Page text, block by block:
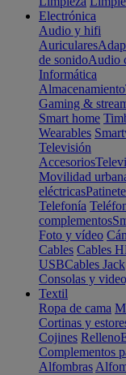
Electrónica
Audio y hifi
Auriculares
de sonidoAudio
Informática
Almacenamiento
Gaming &
Smart home
Wearables
Televisión
Accesorios
Movilidad
eléctricas
Telefonía
complementos
Foto y vídeo
Cables Cables
USBCables Jack
Consolas y
Textil
Ropa de cama
Cortinas y
Cojines Relleno
Complementos
Alfombras